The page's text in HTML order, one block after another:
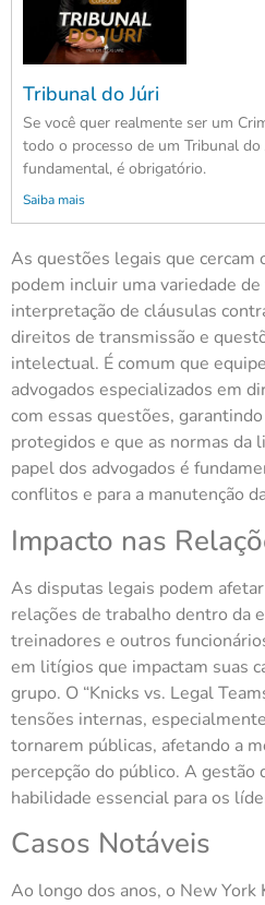
Tribunal do Júri
Se você quer realmente ser um
todo o processo de um Tribunal do
fundamental, é obrigatório.
Saiba mais
As questões legais que cercam
podem incluir uma variedade
interpretação de cláusulas
direitos de transmissão e
intelectual. É comum que
advogados especializados em
com essas questões,
protegidos e que as normas da
papel dos advogados é
conflitos e para a manutenção
Impacto nas
As disputas legais podem
relações de trabalho dentro da
treinadores e outros
em litígios que impactam suas
grupo. O “Knicks vs. Legal
tensões internas,
tornarem públicas, afetando a
percepção do público. A gestão
habilidade essencial para os
Casos Notáveis
Ao longo dos anos, o New